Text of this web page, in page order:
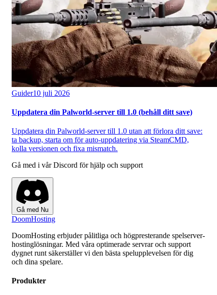
Guider10 juli 2026
Uppdatera din Palworld-server till 1.0 (behåll ditt save)
Uppdatera din Palworld-server till 1.0 utan att förlora ditt save:
ta backup, starta om för auto-uppdatering via SteamCMD,
kolla versionen och fixa mismatch.
Gå med i vår Discord för hjälp och support
Gå med Nu
DoomHosting
DoomHosting erbjuder pålitliga och högpresterande spelserver-
hostinglösningar. Med våra optimerade servrar och support
dygnet runt säkerställer vi den bästa spelupplevelsen för dig
och dina spelare.
Produkter